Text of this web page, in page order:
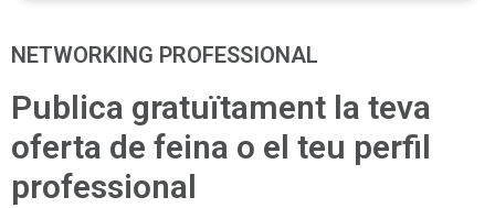
NETWORKING PROFESSIONAL
Publica gratuïtament la teva
oferta de feina o el teu perfil
professional